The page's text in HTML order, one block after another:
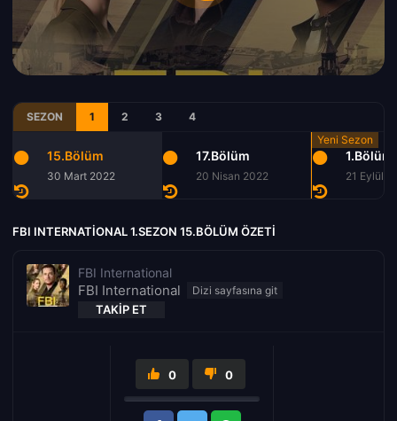
SEZON 1 2 3 4
15.Bölüm
30 Mart 2022
17.Bölüm
20 Nisan 2022
1.Bölüm
21 Eylül
FBI INTERNATIONAL 1.SEZON 15.BÖLÜM ÖZETI
FBI International
FBI International
TAKIP ET
0 0